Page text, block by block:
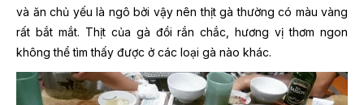
và ăn chủ yếu là ngô bởi vậy nên thịt gà thường có màu vàng
rất bắt mắt. Thịt của gà đồi rắn chắc, hương vị thơm ngon
không thể tìm thấy được ở các loại gà nào khác.